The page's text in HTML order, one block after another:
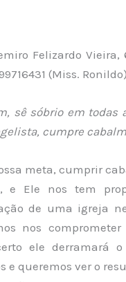
Felizardo
(Miss.
sê sóbrio em
cumpre
meta, cumprir
e Ele nos tem
de uma igreja
nos
ele derramará
e queremos ver o